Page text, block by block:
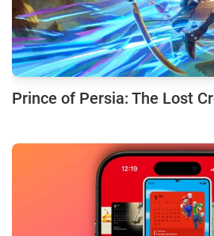
Prince of Persia: The Lost